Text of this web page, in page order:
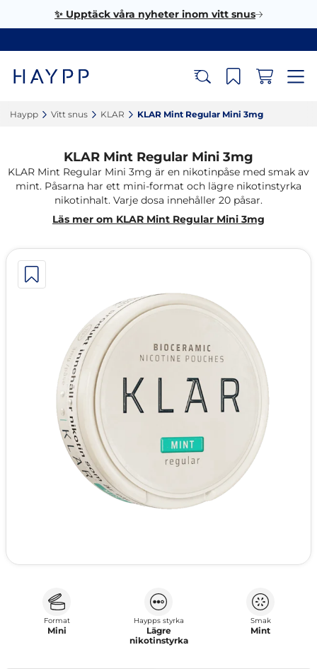
✨ Upptäck våra nyheter inom vitt snus
Haypp‎ Vitt snus‎ KLAR‎ KLAR Mint Regular Mini 3mg‎
KLAR Mint Regular Mini 3mg
KLAR Mint Regular Mini 3mg är en nikotinpåse med smak av
mint. Påsarna har ett mini-format och lägre nikotinstyrka
nikotinhalt. Varje dosa innehåller 20 påsar.
Läs mer om KLAR Mint Regular Mini 3mg
Format
Mini
Haypps styrka
Lägre
nikotinstyrka
Smak
Mint